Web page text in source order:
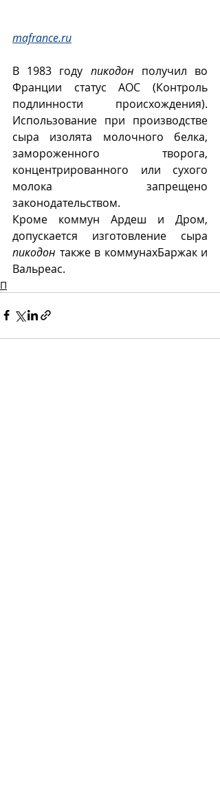
mafrance.ru
В 1983 году пикодон получил во
Франции статус AOC (Контроль
подлинности происхождения).
Использование при производстве
сыра изолята молочного белка,
замороженного творога,
концентрированного или сухого
молока запрещено
законодательством.
Кроме коммун Ардеш и Дром,
пикодон также в коммунахБаржак и
Вальреас.
П